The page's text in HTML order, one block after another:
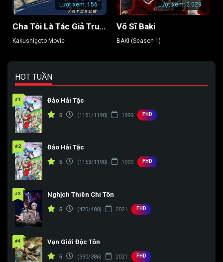
Lượt xem: 156
Cha Tôi Là Tác Giả Truyện Tranh Thô Tục
Kakushigoto Movie
Lượt xem:2.029
Võ Sĩ Baki
BAKI (Season 1)
HOT TUẦN
#1 Đảo Hải Tặc
5 (1151/1190) 1999 FHD
#2 Đảo Hải Tặc
5 (1153/1190) 1999 FHD
#3 Nghịch Thiên Chí Tôn
5 (470/480) 2021 FHD
#4 Vạn Giới Độc Tôn
5 (390/386) 2021 FHD